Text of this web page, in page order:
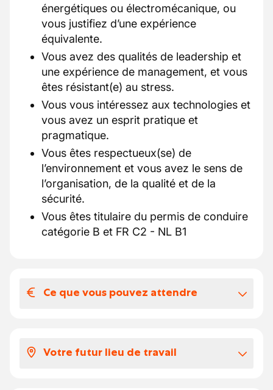
énergétiques ou électromécanique, ou
vous justifiez d’une expérience
équivalente.
Vous avez des qualités de leadership et
une expérience de management, et vous
êtes résistant(e) au stress.
Vous vous intéressez aux technologies et
vous avez un esprit pratique et
pragmatique.
Vous êtes respectueux(se) de
l’environnement et vous avez le sens de
l’organisation, de la qualité et de la
sécurité.
Vous êtes titulaire du permis de conduire
catégorie B et FR C2 - NL B1
Ce que vous pouvez attendre
Un véhicule de fonction et une carte
Votre futur lieu de travail